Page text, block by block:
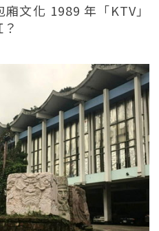
文化 1989 年「KTV」